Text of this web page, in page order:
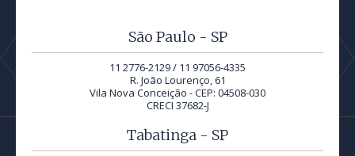
São Paulo - SP
11 2776-2129 / 11 97056-4335
R. João Lourenço, 61
Vila Nova Conceição - CEP: 04508-030
CRECI 37682-J
Tabatinga - SP